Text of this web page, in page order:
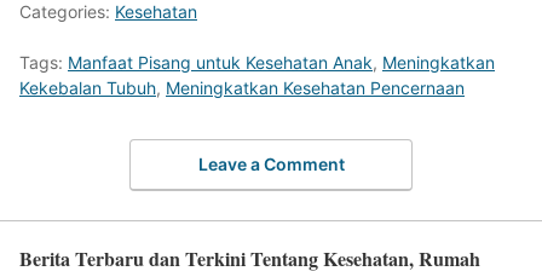
Categories: Kesehatan
Tags: Manfaat Pisang untuk Kesehatan Anak, Meningkatkan
Kekebalan Tubuh, Meningkatkan Kesehatan Pencernaan
Leave a Comment
Berita Terbaru dan Terkini Tentang Kesehatan, Rumah